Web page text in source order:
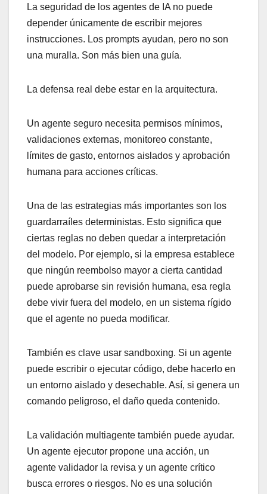
La seguridad de los agentes de IA no puede
depender únicamente de escribir mejores
instrucciones. Los prompts ayudan, pero no son
una muralla. Son más bien una guía.
La defensa real debe estar en la arquitectura.
Un agente seguro necesita permisos mínimos,
validaciones externas, monitoreo constante,
límites de gasto, entornos aislados y aprobación
humana para acciones críticas.
Una de las estrategias más importantes son los
guardarraíles deterministas. Esto significa que
ciertas reglas no deben quedar a interpretación
del modelo. Por ejemplo, si la empresa establece
que ningún reembolso mayor a cierta cantidad
puede aprobarse sin revisión humana, esa regla
debe vivir fuera del modelo, en un sistema rígido
que el agente no pueda modificar.
También es clave usar sandboxing. Si un agente
puede escribir o ejecutar código, debe hacerlo en
un entorno aislado y desechable. Así, si genera un
comando peligroso, el daño queda contenido.
La validación multiagente también puede ayudar.
Un agente ejecutor propone una acción, un
agente validador la revisa y un agente crítico
busca errores o riesgos. No es una solución